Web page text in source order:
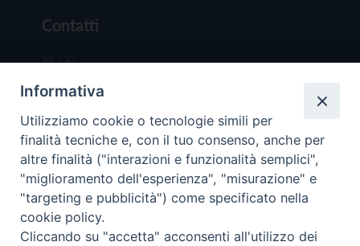
Contatti
Chi Siamo
Redazione
Scrivici
Copyright © 2019 - Tutti i diritti riservati - Vita
Informativa
Utilizziamo cookie o tecnologie simili per
finalità tecniche e, con il tuo consenso, anche per
altre finalità ("interazioni e funzionalità semplici",
"miglioramento dell'esperienza", "misurazione" e
"targeting e pubblicità") come specificato nella
cookie policy.
Cliccando su "accetta" acconsenti all'utilizzo dei